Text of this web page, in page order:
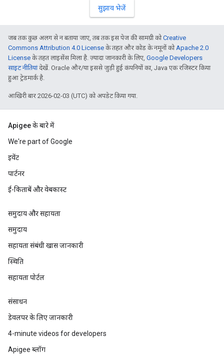
सुझाव भेजें
जब तक कुछ अलग से न बताया जाए, तब तक इस पेज की सामग्री कोCreative
Commons Attribution 4.0 License के तहत और कोड के नमूनों कोApache 2.0
License के तहत लाइसेंस मिला है. ज़्यादा जानकारी के लिए, Google Developers
साइट नीतियांदेखें. Oracle और/या इससे जुड़ी हुई कंपनियों का, Java एक रजिस्टर किया
हुआ ट्रेडमार्क है.
आखिरी बार 2026-02-03 (UTC) को अपडेट किया गया.
Apigee के बारे में
We're part of Google
इवेंट
पार्टनर
ई-किताबें और वेबकास्ट
समुदाय और सहायता
समुदाय
सहायता संबंधी खास जानकारी
स्थिति
सहायता पोर्टल
संसाधन
डेवलपर के लिए जानकारी
4-minute videos for developers
Apigee ब्लॉग